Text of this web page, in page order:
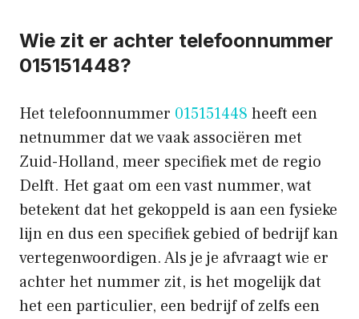
Wie zit er achter telefoonnummer
015151448?
Het telefoonnummer 015151448 heeft een
netnummer dat we vaak associëren met
Zuid-Holland, meer specifiek met de regio
Delft. Het gaat om een vast nummer, wat
betekent dat het gekoppeld is aan een fysieke
lijn en dus een specifiek gebied of bedrijf kan
vertegenwoordigen. Als je je afvraagt wie er
achter het nummer zit, is het mogelijk dat
het een particulier, een bedrijf of zelfs een